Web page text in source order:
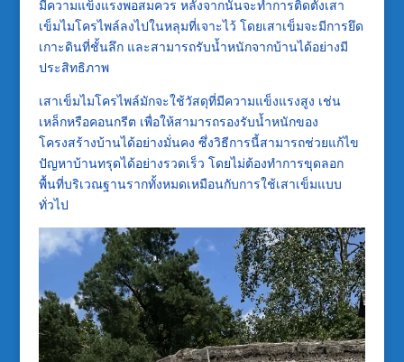
มีความแข็งแรงพอสมควร หลังจากนั้นจะทำการติดตั้งเสา
เข็มไมโครไพล์ลงไปในหลุมที่เจาะไว้ โดยเสาเข็มจะมีการยึด
เกาะดินที่ชั้นลึก และสามารถรับน้ำหนักจากบ้านได้อย่างมี
ประสิทธิภาพ
เสาเข็มไมโครไพล์มักจะใช้วัสดุที่มีความแข็งแรงสูง เช่น
เหล็กหรือคอนกรีต เพื่อให้สามารถรองรับน้ำหนักของ
โครงสร้างบ้านได้อย่างมั่นคง ซึ่งวิธีการนี้สามารถช่วยแก้ไข
ปัญหาบ้านทรุดได้อย่างรวดเร็ว โดยไม่ต้องทำการขุดลอก
พื้นที่บริเวณฐานรากทั้งหมดเหมือนกับการใช้เสาเข็มแบบ
ทั่วไป